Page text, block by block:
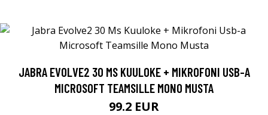
JABRA EVOLVE2 30 MS KUULOKE + MIKROFONI USB-A
MICROSOFT TEAMSILLE MONO MUSTA
99.2 EUR